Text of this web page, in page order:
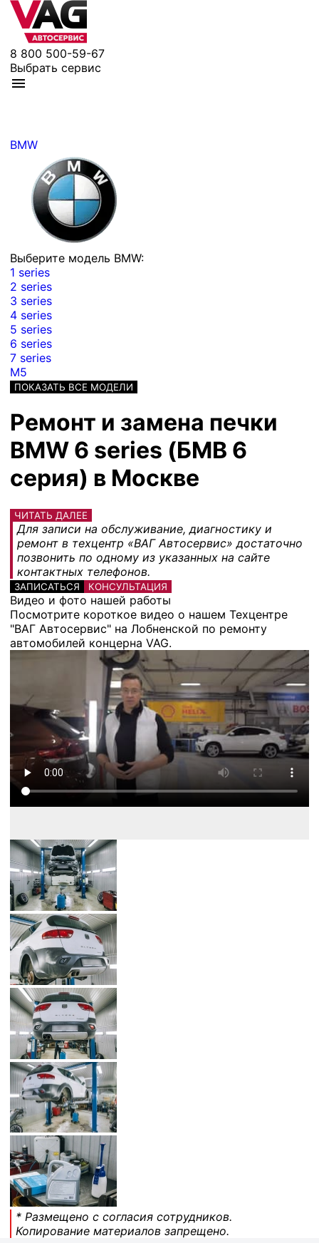
8 800 500-59-67
Выбрать сервис
BMW
Выберите модель BMW:
1 series
2 series
3 series
4 series
5 series
6 series
7 series
M5
ПОКАЗАТЬ ВСЕ МОДЕЛИ
Ремонт и замена печки
BMW 6 series (БМВ 6
серия) в Москве
ЧИТАТЬ ДАЛЕЕ
Для записи на обслуживание, диагностику и
ремонт в техцентр «ВАГ Автосервис» достаточно
позвонить по одному из указанных на сайте
контактных телефонов.
ЗАПИСАТЬСЯ КОНСУЛЬТАЦИЯ
Видео и фото нашей работы
Посмотрите короткое видео о нашем Техцентре
"ВАГ Автосервис" на Лобненской по ремонту
автомобилей концерна VAG.
* Размещено с согласия сотрудников.
Копирование материалов запрещено.